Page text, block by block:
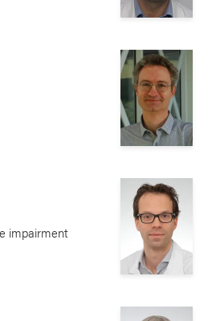
impairment